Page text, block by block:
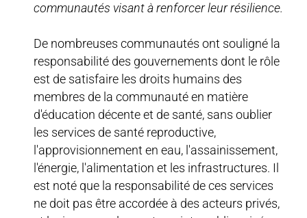
communautés visant à renforcer leur résilience.
De nombreuses communautés ont souligné la
responsabilité des gouvernements dont le rôle
est de satisfaire les droits humains des
membres de la communauté en matière
d'éducation décente et de santé, sans oublier
les services de santé reproductive,
l'approvisionnement en eau, l'assainissement,
l'énergie, l'alimentation et les infrastructures. Il
est noté que la responsabilité de ces services
ne doit pas être accordée à des acteurs privés,